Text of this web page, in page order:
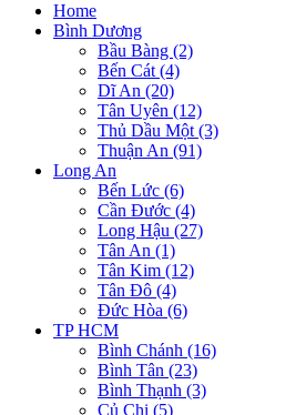
Home
Bình Dương
Bầu Bàng (2)
Bến Cát (4)
Dĩ An (20)
Tân Uyên (12)
Thủ Dầu Một (3)
Thuận An (91)
Long An
Bến Lức (6)
Cần Đước (4)
Long Hậu (27)
Tân An (1)
Tân Kim (12)
Tân Đô (4)
Đức Hòa (6)
TP HCM
Bình Chánh (16)
Bình Tân (23)
Bình Thạnh (3)
Củ Chi (5)